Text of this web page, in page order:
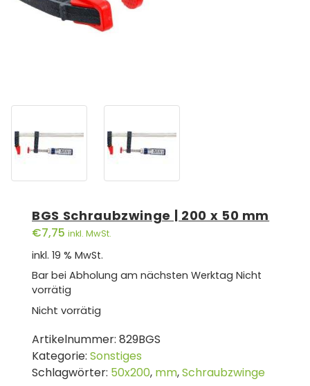
BGS Schraubzwinge | 200 x 50 mm
€7,75 inkl. MwSt.
inkl. 19 % MwSt.
Bar bei Abholung am nächsten Werktag Nicht
vorrätig
Nicht vorrätig
Artikelnummer: 829BGS
Kategorie: Sonstiges
Schlagwörter: 50x200, mm,Schraubzwinge